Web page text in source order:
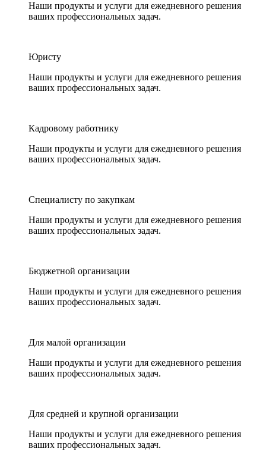
Наши продукты и услуги для ежедневного решения
ваших профессиональных задач.
Юристу
Наши продукты и услуги для ежедневного решения
ваших профессиональных задач.
Кадровому работнику
Наши продукты и услуги для ежедневного решения
ваших профессиональных задач.
Специалисту по закупкам
Наши продукты и услуги для ежедневного решения
ваших профессиональных задач.
Бюджетной организации
Наши продукты и услуги для ежедневного решения
ваших профессиональных задач.
Для малой организации
Наши продукты и услуги для ежедневного решения
ваших профессиональных задач.
Для средней и крупной организации
Наши продукты и услуги для ежедневного решения
ваших профессиональных задач.